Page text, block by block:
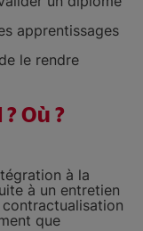
apprentissages
le rendre
Où ?
à la
à un entretien
contractualisation
que